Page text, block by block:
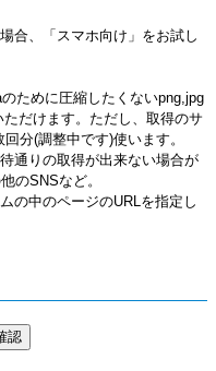
合、「スマホ向け」をお試し
ために圧縮したくないpng,jpg
だけます。ただし、取得のサ
分(調整中です)使います。
通りの取得が出来ない場合が
のSNSなど。
の中のページのURLを指定し